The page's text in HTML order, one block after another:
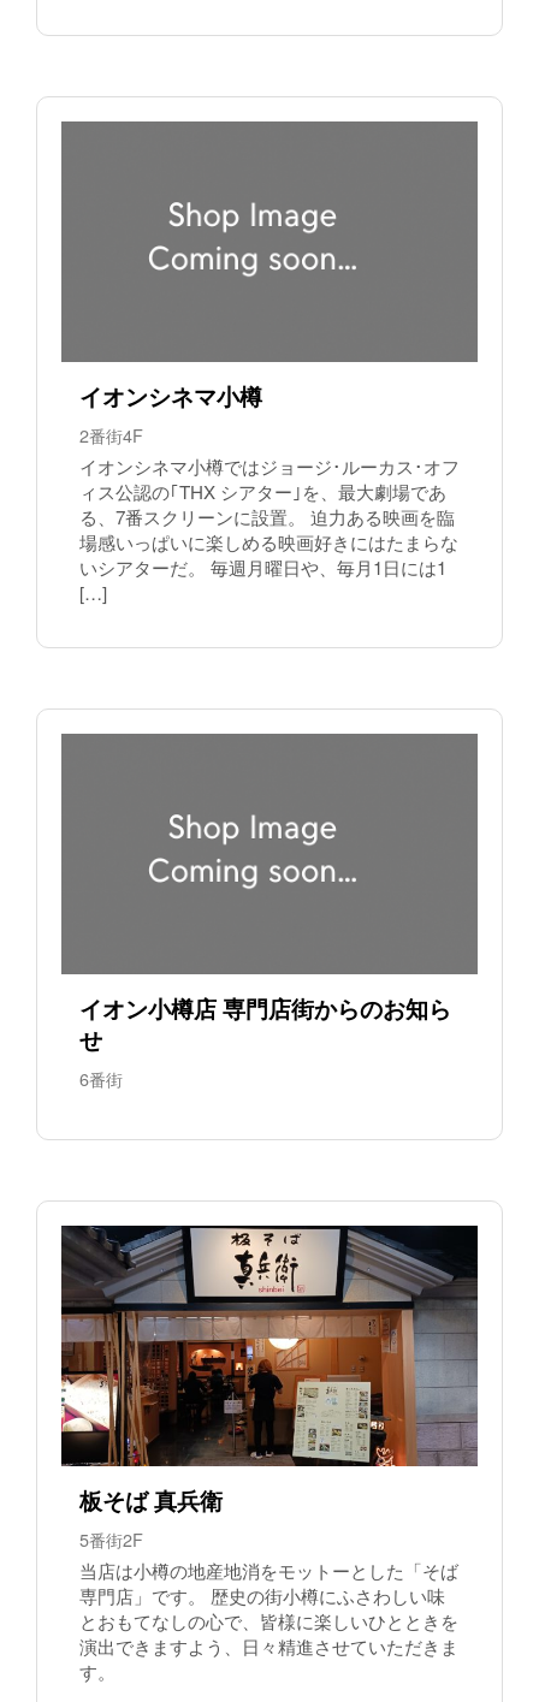
イオンシネマ小樽
2番街4F
イオンシネマ小樽ではジョージ･ルーカス･オフ
ィス公認の｢THX シアター｣を、最大劇場であ
る、7番スクリーンに設置。 迫力ある映画を臨
場感いっぱいに楽しめる映画好きにはたまらな
いシアターだ。 毎週月曜日や、毎月1日には1
[…]
イオン小樽店 専門店街からのお知ら
せ
6番街
板そば 真兵衛
5番街2F
当店は小樽の地産地消をモットーとした「そば
専門店」です。 歴史の街小樽にふさわしい味
とおもてなしの心で、皆様に楽しいひとときを
演出できますよう、日々精進させていただきま
す。